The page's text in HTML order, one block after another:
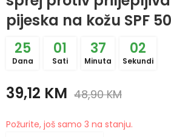
pijeska na kožu SPF
25
Dana
01
Sati
37
Minuta
02
Sekundi
39,12 KM 48,90KM
Požurite, još samo 3 na stanju.